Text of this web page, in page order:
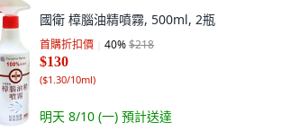
國衛 樟腦油精噴霧, 500ml, 2瓶
首購折扣價 40%$218
$130
($1.30/10ml)
明天 8/10 (一) 預計送達